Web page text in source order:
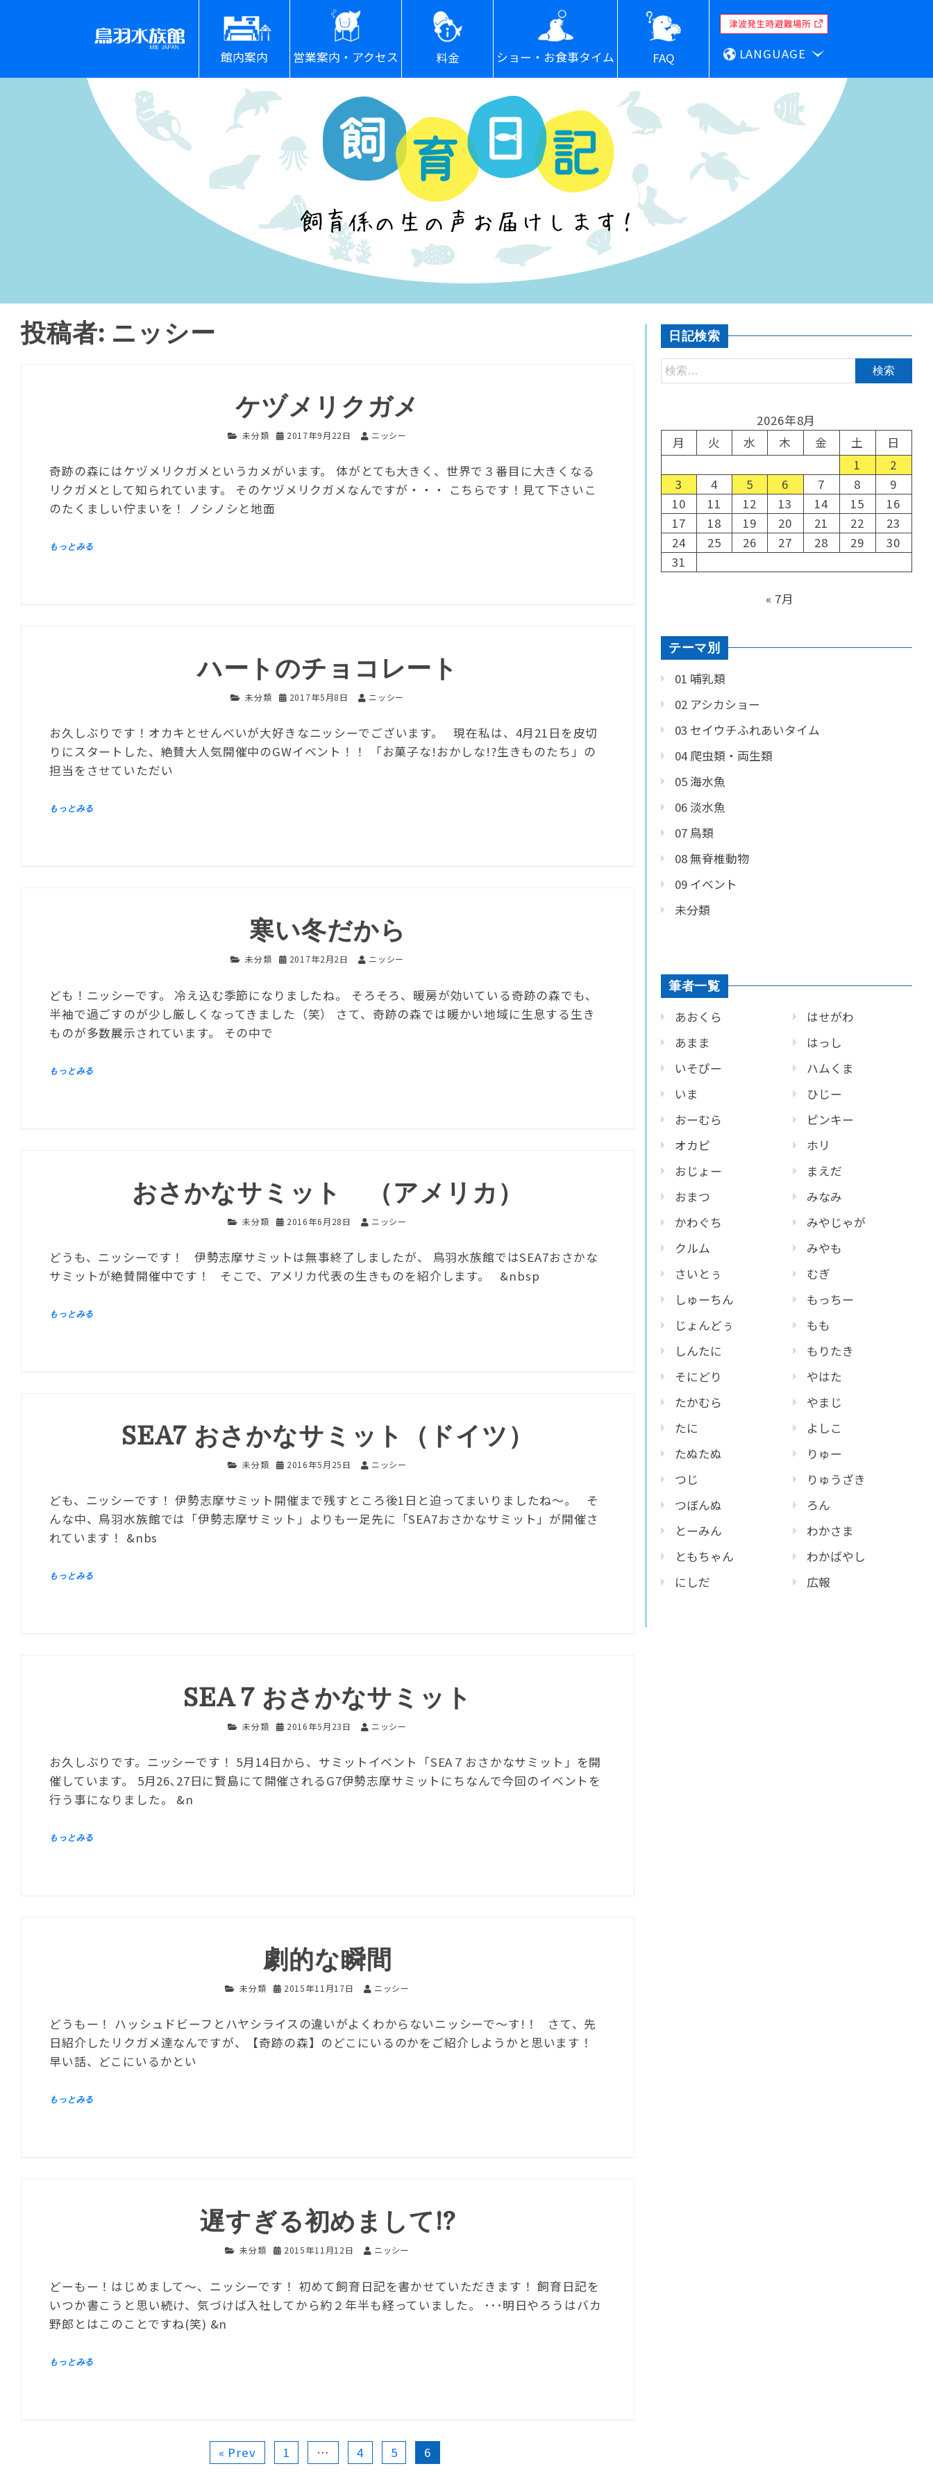
館内案内 営業案内・アクセス 料金 ショー・お食事タイム FAQ LANGUAGE
投稿者: ニッシー
ケヅメリクガメ
未分類 2017年9月22日 ニッシー
奇跡の森にはケヅメリクガメというカメがいます。 体がとても大きく、世界で３番目に大きくなる
リクガメとして知られています。 そのケヅメリクガメなんですが・・・ こちらです！見て下さいこ
のたくましい佇まいを！ ノシノシと地面
ハートのチョコレート
未分類 2017年5月8日 ニッシー
お久しぶりです！オカキとせんべいが大好きなニッシーでございます。 現在私は、4月21日を皮切
りにスタートした、絶賛大人気開催中のGWイベント！！ 「お菓子な!おかしな!?生きものたち」の
担当をさせていただい
寒い冬だから
未分類 2017年2月2日 ニッシー
ども！ニッシーです。 冷え込む季節になりましたね。 そろそろ、暖房が効いている奇跡の森でも、
半袖で過ごすのが少し厳しくなってきました（笑） さて、奇跡の森では暖かい地域に生息する生き
ものが多数展示されています。 その中で
おさかなサミット （アメリカ）
未分類 2016年6月28日 ニッシー
どうも、ニッシーです！ 伊勢志摩サミットは無事終了しましたが、 鳥羽水族館ではSEA7おさかな
サミットが絶賛開催中です！ そこで、アメリカ代表の生きものを紹介します。 &nbsp
SEA7 おさかなサミット（ドイツ）
未分類 2016年5月25日 ニッシー
ども、ニッシーです！ 伊勢志摩サミット開催まで残すところ後1日と迫ってまいりましたね～。 そ
んな中、鳥羽水族館では「伊勢志摩サミット」よりも一足先に「SEA7おさかなサミット」が開催さ
れています！ &nbs
SEA 7 おさかなサミット
未分類 2016年5月23日 ニッシー
お久しぶりです。ニッシーです！ 5月14日から、サミットイベント「SEA７おさかなサミット」を開
催しています。 5月26､27日に賢島にて開催されるG7伊勢志摩サミットにちなんで今回のイベントを
行う事になりました。 &n
劇的な瞬間
未分類 2015年11月17日 ニッシー
どうもー！ ハッシュドビーフとハヤシライスの違いがよくわからないニッシーで～す!！ さて、先
日紹介したリクガメ達なんですが、【奇跡の森】のどこにいるのかをご紹介しようかと思います！
早い話、どこにいるかとい
遅すぎる初めまして!?
未分類 2015年11月12日 ニッシー
どーもー！はじめまして～、ニッシーです！ 初めて飼育日記を書かせていただきます！ 飼育日記を
いつか書こうと思い続け、気づけば入社してから約２年半も経っていました。 ･･･明日やろうはバカ
野郎とはこのことですね(笑) &n
« Prev 1 … 4 5 6
日記検索
2026年8月
月
火 水 木 金 土
日
1
2
3
4 5 6 7 8
9
10
11 12 13 14 15
16
17
18 19 20 21 22
23
24
25 26 27 28 29
30
31
« 7月
テーマ別
01 哺乳類
02 アシカショー
03 セイウチふれあいタイム
04 爬虫類・両生類
05 海水魚
06 淡水魚
07 鳥類
08 無脊椎動物
09 イベント
未分類
筆者一覧
あおくら
あまま
いそぴー
いま
おーむら
オカピ
おじょー
おまつ
かわぐち
クルム
さいとぅ
しゅーちん
じょんどぅ
しんたに
そにどり
たかむら
たに
たぬたぬ
つじ
つぼんぬ
とーみん
ともちゃん
にしだ
はせがわ
はっし
ハムくま
ひじー
ピンキー
ホリ
まえだ
みなみ
みやじゃが
みやも
むぎ
もっちー
もも
もりたき
やはた
やまじ
よしこ
りゅー
りゅうざき
ろん
わかさま
わかばやし
広報